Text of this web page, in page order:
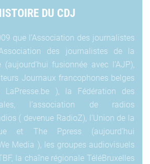
DU CDJ
que l’Association des journalistes
des journalistes de la
fusionnée avec l’AJP),
Journaux francophones belges
LaPresse.be ), la Fédération des
l’association de radios
( devenue RadioZ), l’Union de la
et The Ppress (aujourd’hui
Media ), les groupes audiovisuels
, la chaîne régionale TéléBruxelles